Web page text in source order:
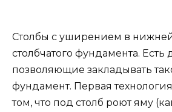
Столбы с уширением в
столбчатого фундамента. Есть
позволяющие закладывать
фундамент. Первая
том, что под столб роют яму